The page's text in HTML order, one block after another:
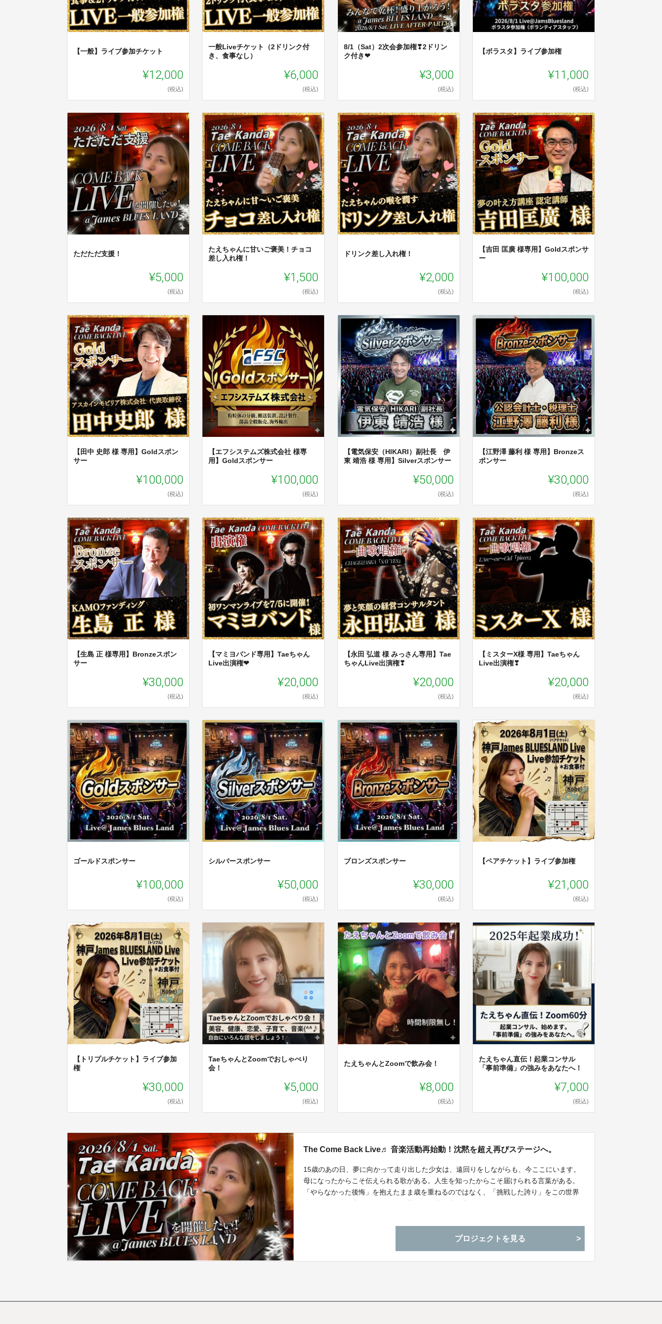
【一般】ライブ参加チケット
¥12,000
(税込)
一般Liveチケット（2ドリンク付
き、食事なし）
¥6,000
(税込)
8/1（Sat）2次会参加権❣2ドリン
ク付き❤
¥3,000
(税込)
【ボラスタ】ライブ参加権
¥11,000
(税込)
ただただ支援！
¥5,000
(税込)
たえちゃんに甘いご褒美！チョコ
差し入れ権！
¥1,500
(税込)
ドリンク差し入れ権！
¥2,000
(税込)
【吉田 匡廣 様専用】Goldスポンサ
ー
¥100,000
(税込)
【田中 史郎 様 専用】Goldスポン
サー
¥100,000
(税込)
【エフシステムズ株式会社 様専
用】Goldスポンサー
¥100,000
(税込)
【電気保安（HIKARI）副社長 伊
東 靖浩 様 専用】Silverスポンサー
¥50,000
(税込)
【江野澤 藤利 様 専用】Bronzeス
ポンサー
¥30,000
(税込)
【生島 正 様専用】Bronzeスポン
サー
¥30,000
(税込)
【マミヨバンド専用】Taeちゃん
Live出演権❤
¥20,000
(税込)
【永田 弘道 様 みっさん専用】Tae
ちゃんLive出演権❣
¥20,000
(税込)
【ミスターX様 専用】Taeちゃん
Live出演権❣
¥20,000
(税込)
ゴールドスポンサー
¥100,000
(税込)
シルバースポンサー
¥50,000
(税込)
ブロンズスポンサー
¥30,000
(税込)
【ペアチケット】ライブ参加権
¥21,000
(税込)
【トリプルチケット】ライブ参加
権
¥30,000
(税込)
TaeちゃんとZoomでおしゃべり
会！
¥5,000
(税込)
たえちゃんとZoomで飲み会！
¥8,000
(税込)
たえちゃん直伝！起業コンサル
「事前準備」の強みをあなたへ！
¥7,000
(税込)
The Come Back Live♬ 音楽活動再始動！沈黙を超え再びステージへ。
15歳のあの日、夢に向かって走り出した少女は、遠回りをしながらも、今ここにいます。
母になったからこそ伝えられる歌がある。人生を知ったからこそ届けられる言葉がある。
「やらなかった後悔」を抱えたまま歳を重ねるのではなく、「挑戦した誇り」をこの世界
プロジェクトを見る